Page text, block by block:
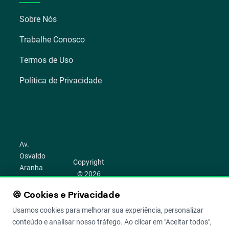
Sobre Nós
Trabalhe Conosco
Termos de Uso
Política de Privacidade
Av.
Osvaldo
Aranha
1022 –
Bom
Porto
Copyright
© 2026
Todos os
direitos
reservados.
🍪 Cookies e Privacidade
Usamos cookies para melhorar sua experiência, personalizar
conteúdo e analisar nosso tráfego. Ao clicar em "Aceitar todos",